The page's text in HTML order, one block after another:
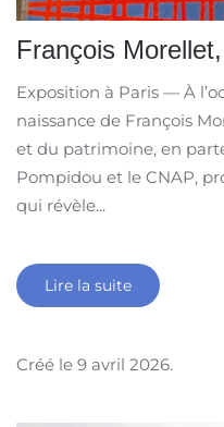
François
Exposition à Paris — À
naissance de François
et du patrimoine, en
Pompidou et le CNAP,
qui révèle...
Lire la suite
Créé le 9 avril 2026.